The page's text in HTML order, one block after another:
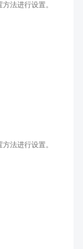
法进行设置。
法进行设置。